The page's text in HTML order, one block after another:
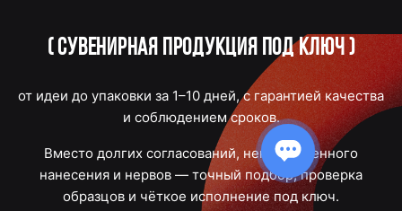
(Сувенирная продукция под ключ)
от идеи до упаковки за 1–10 дней, с гарантией качества
и соблюдением сроков.
Вместо долгих согласований, некачественного
нанесения и нервов — точный подбор, проверка
образцов и чёткое исполнение под ключ.